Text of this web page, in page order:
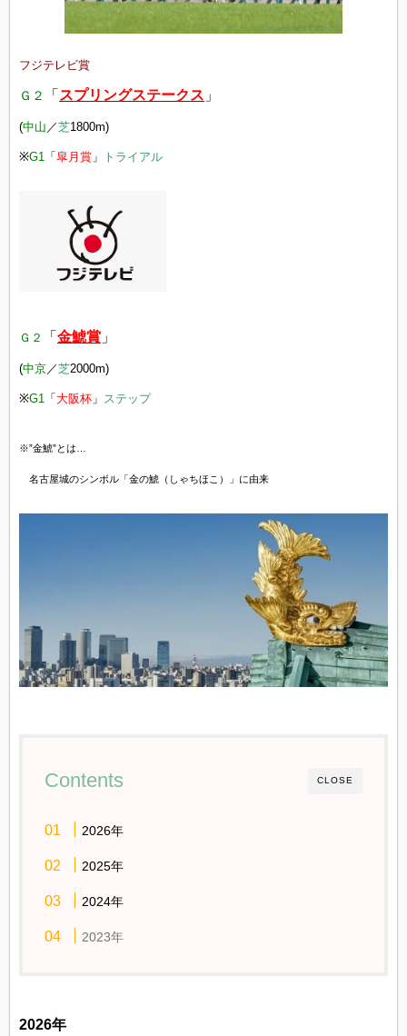
フジテレビ賞
Ｇ２ 「 スプリングステークス 」
(中山 ／芝1800m)
※G1 「 皐月賞 」 トライアル
Ｇ２ 「 金鯱賞 」
(中京／芝2000m)
※G1 「 大阪杯 」 ステップ
※”金鯱”とは…
名古屋城のシンボル「金の鯱（しゃちほこ）」に由来
CLOSE
Contents
2026年
2025年
2024年
2023年
2026年